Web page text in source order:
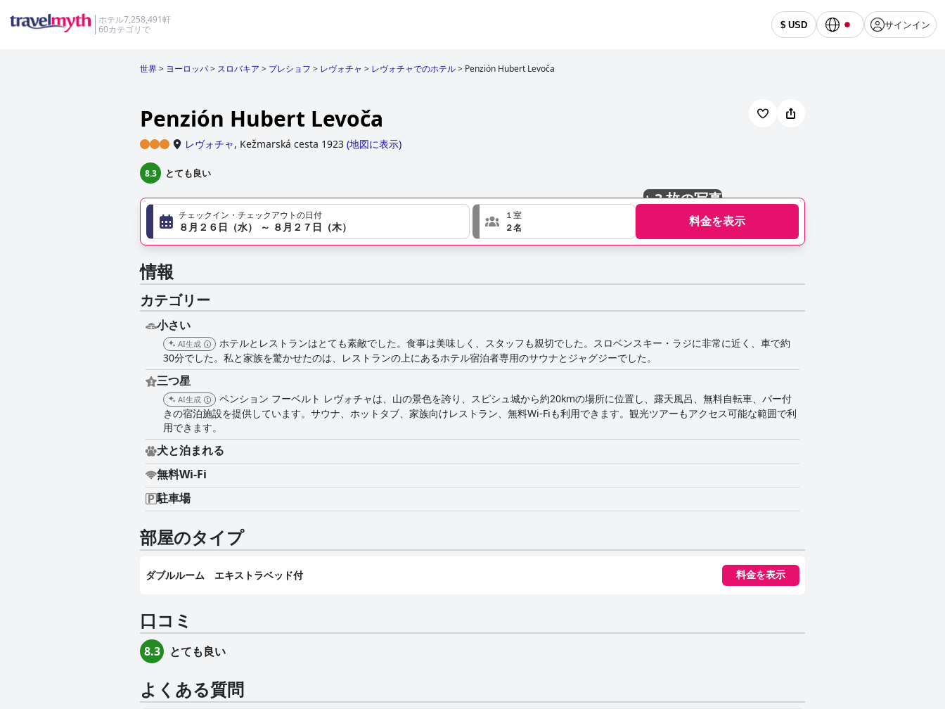
ホテル7,258,491軒
60カテゴリで
$ USD サインイン
世界> ヨーロッパ> スロバキア > プレショフ > レヴォチャ > レヴォチャでのホテル> Penzión Hubert Levoča
Penzión Hubert Levoča
レヴォチャ, Kežmarská cesta 1923 (地図に表示)
8.3 とても良い
+3 枚の写真
チェックイン・チェックアウトの日付
８月２６日（水） ～ ８月２７日（木）
１室
２名
料金を表示
情報
カテゴリー
小さい
AI生成
ホテルとレストランはとても素敵でした。食事は美味しく、スタッフも親切でした。スロベンスキー・ラジに非常に近く、車で約
30分でした。私と家族を驚かせたのは、レストランの上にあるホテル宿泊者専用のサウナとジャグジーでした。
三つ星
AI生成
ペンション フーベルト レヴォチャは、山の景色を誇り、スピシュ城から約20kmの場所に位置し、露天風呂、無料自転車、バー付
きの宿泊施設を提供しています。サウナ、ホットタブ、家族向けレストラン、無料Wi-Fiも利用できます。観光ツアーもアクセス可能な範囲で利
用できます。
犬と泊まれる
無料Wi-Fi
駐車場
部屋のタイプ
ダブルルーム エキストラベッド付 料金を表示
口コミ
8.3 とても良い
よくある質問